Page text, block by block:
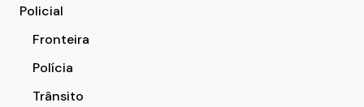
Policial
Fronteira
Polícia
Trânsito